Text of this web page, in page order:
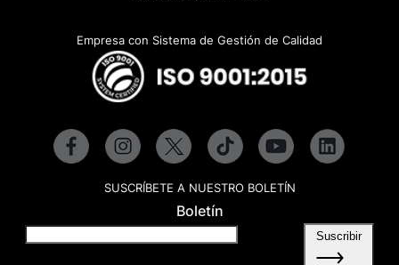
Empresa con Sistema de Gestión de Calidad
SUSCRÍBETE A NUESTRO BOLETÍN
Boletín
Suscribir